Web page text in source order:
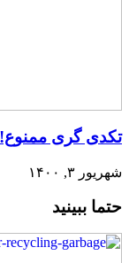
گری ممنوع!
۱۴۰۰
ببینید